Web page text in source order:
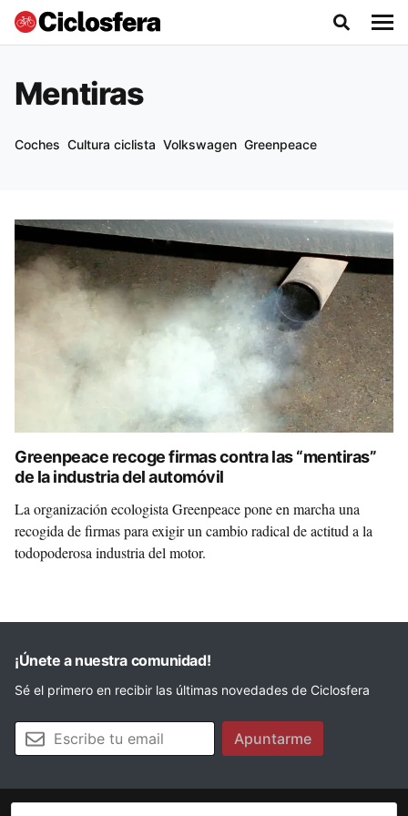
Mentiras
Coches Cultura ciclista Volkswagen Greenpeace
Greenpeace recoge firmas contra las “mentiras”
de la industria del automóvil
La organización ecologista Greenpeace pone en marcha una
recogida de firmas para exigir un cambio radical de actitud a la
todopoderosa industria del motor.
¡Únete a nuestra comunidad!
Sé el primero en recibir las últimas novedades de Ciclosfera
Tu email Apuntarme